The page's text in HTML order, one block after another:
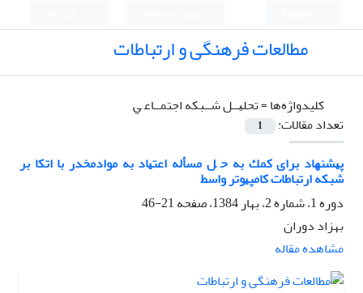
مطالعات فرهنگی و ارتباطات
کلیدواژه‌ها =ﺗﺤﻠﻴــﻞ ﺷــﺒﻜﻪ اﺟﺘﻤــﺎﻋ ﻲ
تعداد مقالات:
1
ﭘﻴﺸﻨﻬﺎد ﺑﺮای ﻛﻤﻚ ﺑﻪ ﺣ ﻞ ﻣﺴﺄﻟﻪ اﻋﺘﻴﺎد ﺑﻪ ﻣﻮادﻣﺨﺪر ﺑﺎ اﺗﻜﺎ ﺑﺮ
ﺷﺒﻜﻪ ارﺗﺒﺎﻃﺎت ﻛﺎﻣﭙﻴﻮﺗﺮ واﺳﻂ
دوره 1، شماره 2، بهار 1384، صفحه
21-46
بهزاد دوران
مشاهده مقاله